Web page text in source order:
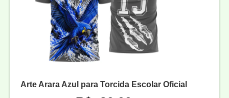
Arte Arara Azul para Torcida Escolar Oficial